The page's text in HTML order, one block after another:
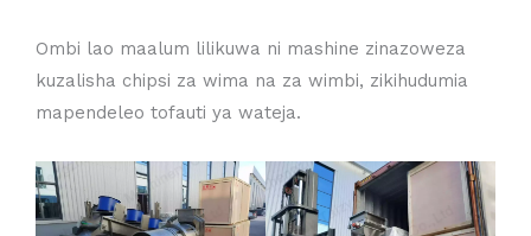
Ombi lao maalum lilikuwa ni mashine zinazoweza
kuzalisha chipsi za wima na za wimbi, zikihudumia
mapendeleo tofauti ya wateja.